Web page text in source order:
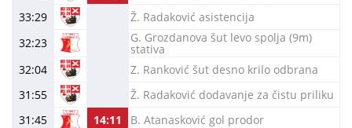
33:29
Ž. Radaković asistencija
32:23
G. Grozdanova šut levo spolja (9m)
stativa
32:04
Z. Ranković šut desno krilo odbrana
31:55
Ž. Radaković dodavanje za čistu priliku
31:45
14:11
B. Atanasković gol prodor